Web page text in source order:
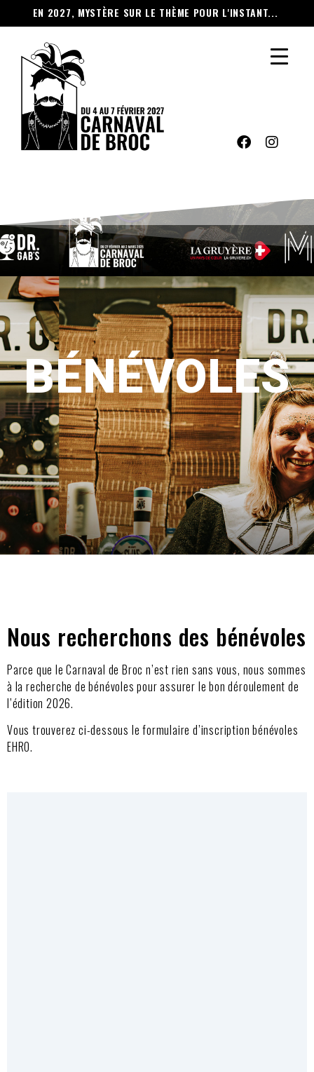
EN 2027, MYSTÈRE SUR LE THÈME POUR L'INSTANT...
BÉNÉVOLES
Nous recherchons des bénévoles
Parce que le Carnaval de Broc n’est rien sans vous, nous sommes
à la recherche de bénévoles pour assurer le bon déroulement de
l’édition 2026.
Vous trouverez ci-dessous le formulaire d’inscription bénévoles
EHRO.